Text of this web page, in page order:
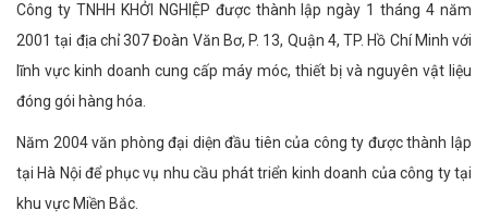
Công ty TNHH KHỞI NGHIỆP được thành lập ngày 1 tháng 4 năm
2001 tại địa chỉ 307 Đoàn Văn Bơ, P. 13, Quận 4, TP. Hồ Chí Minh với
lĩnh vực kinh doanh cung cấp máy móc, thiết bị và nguyên vật liệu
đóng gói hàng hóa.
Năm 2004 văn phòng đại diện đầu tiên của công ty được thành lập
tại Hà Nội để phục vụ nhu cầu phát triển kinh doanh của công ty tại
khu vực Miền Bắc.